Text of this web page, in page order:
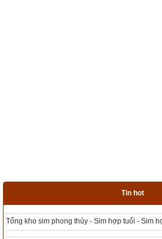
Tin hot
Tổng kho sim phong thủy - Sim hợp tuổi - Sim